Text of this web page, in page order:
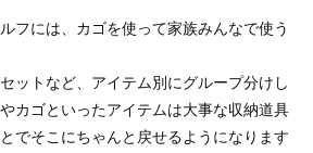
フには、カゴを使って家族みんなで使う
ットなど、アイテム別にグループ分けし
カゴといったアイテムは大事な収納道具
でそこにちゃんと戻せるようになります